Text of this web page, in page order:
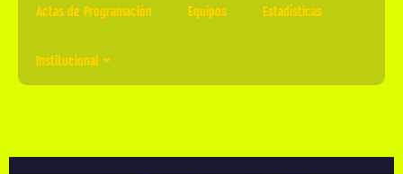
Actas de Programación Equipos Estadísticas
Institucional